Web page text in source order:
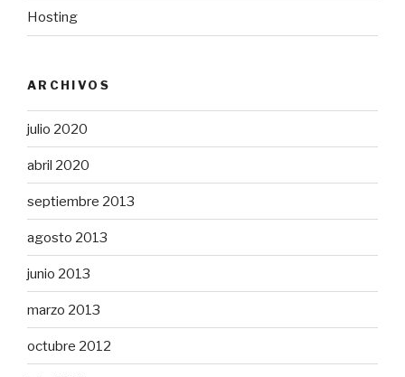
Hosting
ARCHIVOS
julio 2020
abril 2020
septiembre 2013
agosto 2013
junio 2013
marzo 2013
octubre 2012